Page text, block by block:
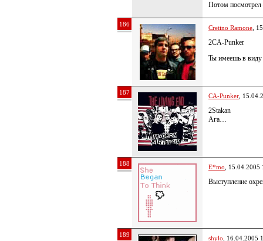
Потом
186 Cretino Ramone ,
2CA-Punker
Ты имеешь в виду
187 CA-Punker ,
2Stakan
Ага…
188 E*mo , 15.04.2005
Выступление
189 shylo , 16.04.2005